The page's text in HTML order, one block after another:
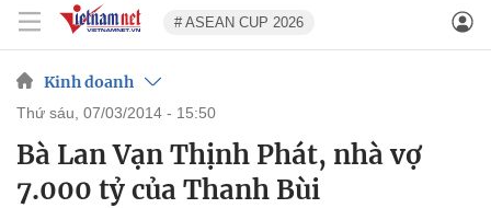
# ASEAN CUP 2026
Kinh doanh
thứ sáu, 07/03/2014 - 15:50
Bà Lan Vạn Thịnh Phát, nhà vợ
7.000 tỷ của Thanh Bùi